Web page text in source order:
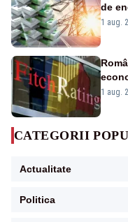
de
1 aug.
1 aug.
CATEGORII
Actualitate
Politica